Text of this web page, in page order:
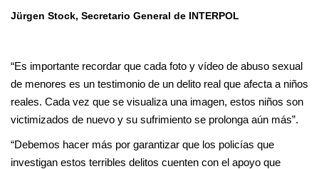
Jürgen Stock, Secretario General de INTERPOL
“Es importante recordar que cada foto y vídeo de abuso sexual
de menores es un testimonio de un delito real que afecta a niños
reales. Cada vez que se visualiza una imagen, estos niños son
victimizados de nuevo y su sufrimiento se prolonga aún más”.
“Debemos hacer más por garantizar que los policías que
investigan estos terribles delitos cuenten con el apoyo que